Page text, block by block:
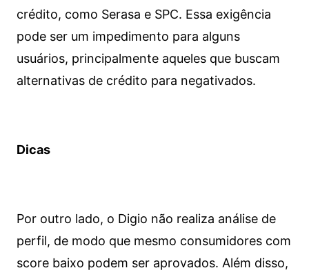
crédito, como Serasa e SPC. Essa exigência
pode ser um impedimento para alguns
usuários, principalmente aqueles que buscam
alternativas de crédito para negativados.
Dicas
Por outro lado, o Digio não realiza análise de
perfil, de modo que mesmo consumidores com
score baixo podem ser aprovados. Além disso,